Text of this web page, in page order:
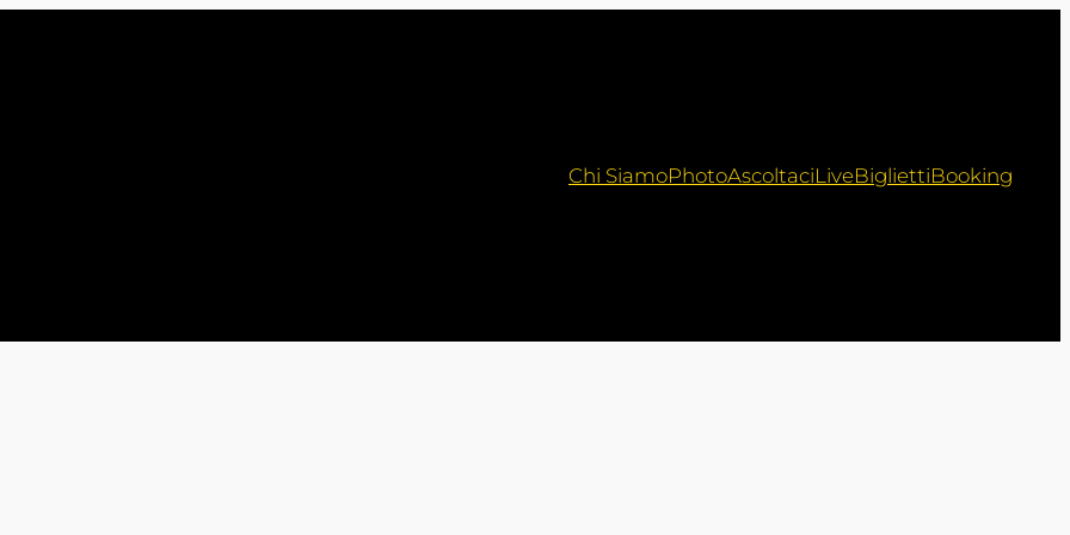
Chi SiamoPhotoAscoltaciLiveBigliettiBooking